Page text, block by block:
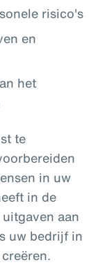
risico's
en
het
te
in uw
in de
aan
uw bedrijf in